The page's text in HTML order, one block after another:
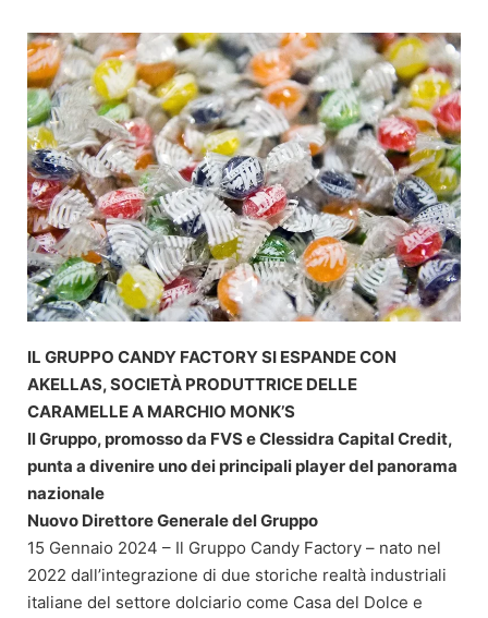
contenuto
IL GRUPPO CANDY FACTORY SI ESPANDE CON
AKELLAS, SOCIETÀ PRODUTTRICE DELLE
CARAMELLE A MARCHIO MONK’S
Il Gruppo, promosso da FVS e Clessidra Capital Credit,
punta a divenire uno dei principali player del panorama
nazionale
Nuovo Direttore Generale del Gruppo
15 Gennaio 2024 – Il Gruppo Candy Factory – nato nel
2022 dall’integrazione di due storiche realtà industriali
italiane del settore dolciario come Casa del Dolce e